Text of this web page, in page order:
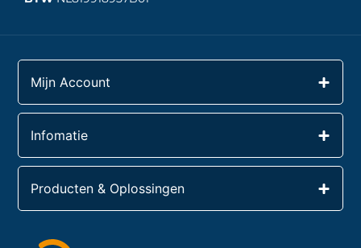
Mijn Account
Infomatie
Producten & Oplossingen